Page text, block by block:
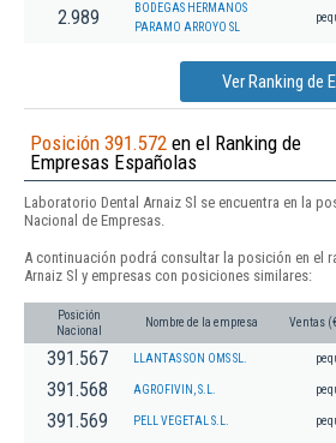
2.989
BODEGAS HERMANOS
PARAMO ARROYO SL
Ver Ranking de
Posición 391.572 en el Ranking de
Empresas Españolas
Laboratorio Dental Arnaiz Sl se encuentra en la
Nacional de Empresas.
A continuación podrá consultar la posición en el
Arnaiz Sl y empresas con posiciones similares:
Posición
Nacional
Nombre de la empresa Ventas
391.567 LLANTAS SON OMS SL.
391.568 AGROFIVIN, S.L.
391.569 PELL VEGETAL S.L.